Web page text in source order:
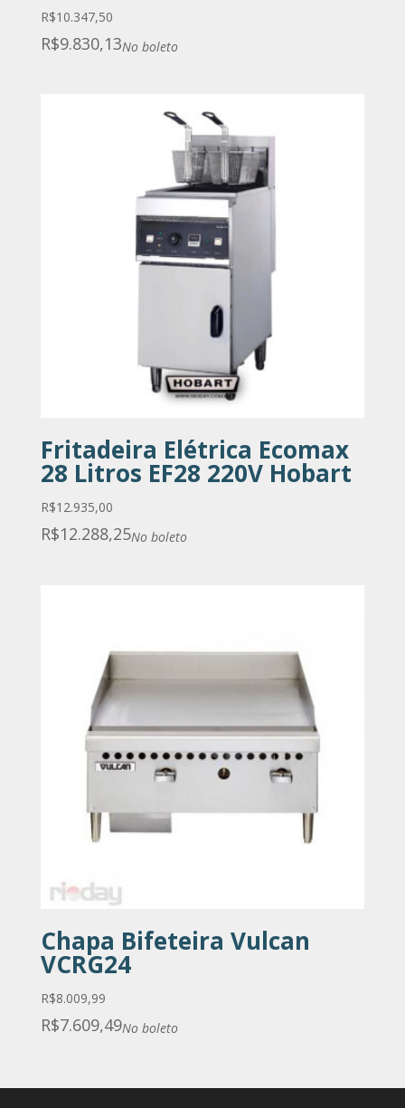
R$10.347,50
R$9.830,13No boleto
Fritadeira Elétrica Ecomax
28 Litros EF28 220V Hobart
R$12.935,00
R$12.288,25No boleto
Chapa Bifeteira Vulcan
VCRG24
R$8.009,99
R$7.609,49No boleto